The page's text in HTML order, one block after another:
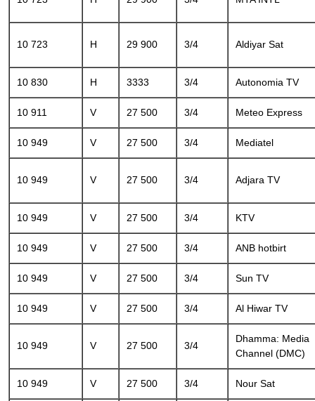
10 723 H 29 900 3/4 Aldiyar Sat
10 830 H 3333 3/4 Autonomia TV
10 911 V 27 500 3/4 Meteo Express
10 949 V 27 500 3/4 Mediatel
10 949 V 27 500 3/4 Adjara TV
10 949 V 27 500 3/4 KTV
10 949 V 27 500 3/4 ANB hotbirt
10 949 V 27 500 3/4 Sun TV
10 949 V 27 500 3/4 Al Hiwar TV
10 949 V 27 500 3/4
Dhamma: Media
Channel (DMC)
10 949 V 27 500 3/4 Nour Sat